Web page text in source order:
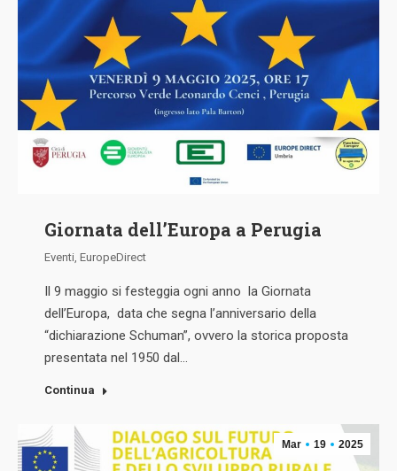
Giornata dell’Europa a Perugia
Eventi, EuropeDirect
Il 9 maggio si festeggia ogni anno la Giornata
dell’Europa, data che segna l’anniversario della
“dichiarazione Schuman”, ovvero la storica proposta
presentata nel 1950 dal…
Continua
Mar 19 2025